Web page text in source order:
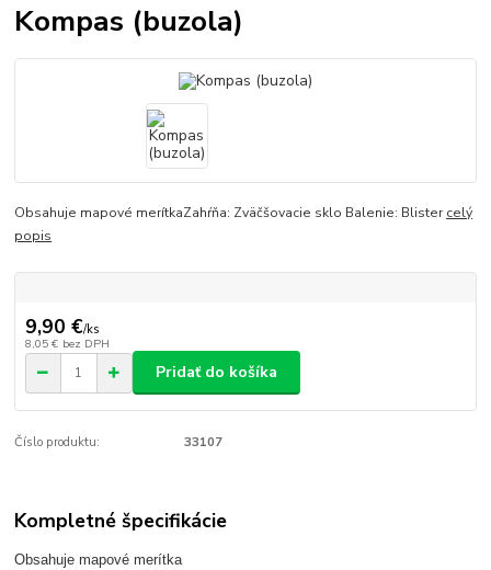
Kompas (buzola)
Obsahuje mapové merítkaZahŕňa: Zväčšovacie sklo Balenie: Blistercelý
popis
9,90 €/ks
8,05 € bez DPH
Pridať do košíka
Číslo produktu: 33107
Kompletné špecifikácie
Obsahuje mapové merítka